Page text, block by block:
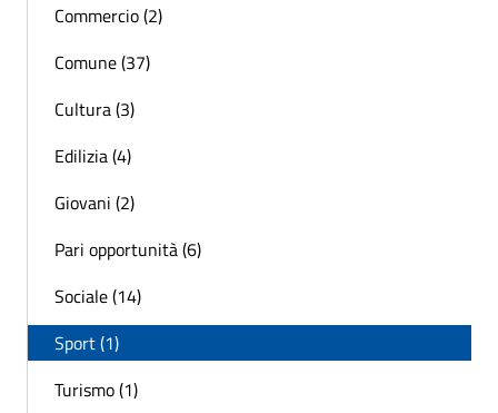
Commercio (2)
Comune (37)
Cultura (3)
Edilizia (4)
Giovani (2)
Pari opportunità (6)
Sociale (14)
Sport (1)
Turismo (1)